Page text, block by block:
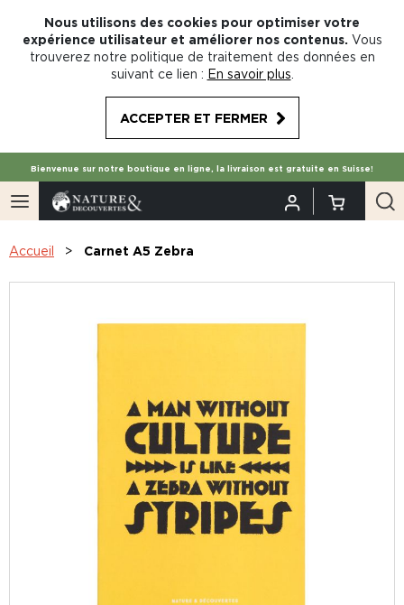
Nous utilisons des cookies pour optimiser votre
expérience utilisateur et améliorer nos contenus. Vous
trouverez notre politique de traitement des données en
suivant ce lien : En savoir plus
ACCEPTER ET FERMER
Bienvenue sur notre boutique en ligne, la livraison est gratuite en Suisse!
Accueil Carnet A5 Zebra